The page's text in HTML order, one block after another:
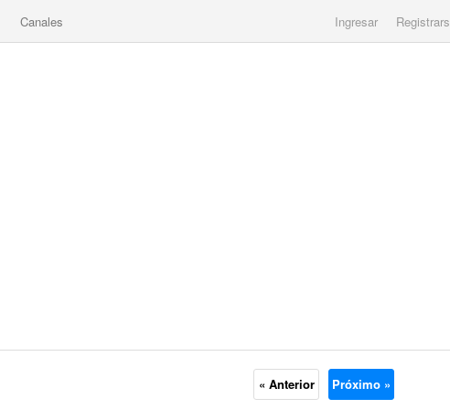
Canales Ingresar
« Anterior Próximo »